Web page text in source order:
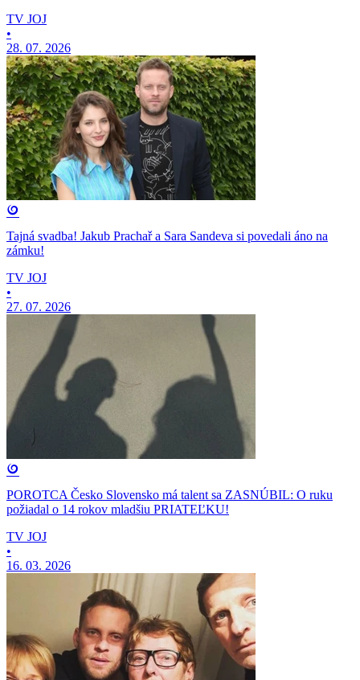
TV JOJ
•
28. 07. 2026
Tajná svadba! Jakub Prachař a Sara Sandeva si povedali áno na
zámku!
TV JOJ
•
27. 07. 2026
POROTCA Česko Slovensko má talent sa ZASNÚBIL: O ruku
požiadal o 14 rokov mladšiu PRIATEĽKU!
TV JOJ
•
16. 03. 2026